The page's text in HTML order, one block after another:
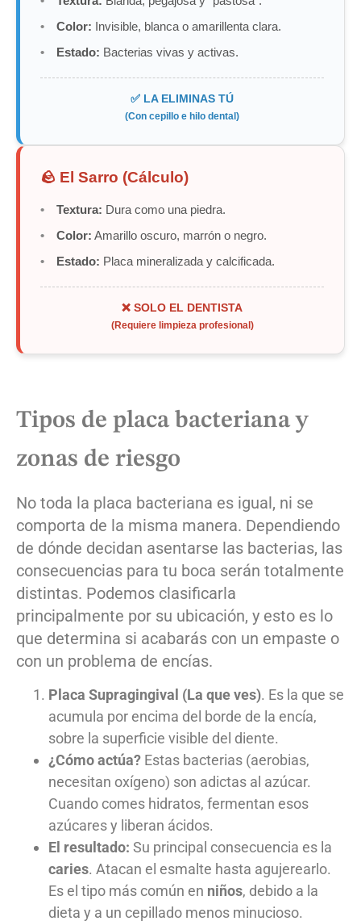
Color: Invisible, blanca o amarillenta clara.
Estado: Bacterias vivas y activas.
✅ LA ELIMINAS TÚ
(Con cepillo e hilo dental)
🪨 El Sarro (Cálculo)
Textura: Dura como una piedra.
Color: Amarillo oscuro, marrón o negro.
Estado: Placa mineralizada y calcificada.
❌ SOLO EL DENTISTA
(Requiere limpieza profesional)
Tipos de placa bacteriana y
zonas de riesgo
No toda la placa bacteriana es igual, ni se
comporta de la misma manera. Dependiendo
de dónde decidan asentarse las bacterias, las
consecuencias para tu boca serán totalmente
distintas. Podemos clasificarla
principalmente por su ubicación, y esto es lo
que determina si acabarás con un empaste o
con un problema de encías.
Placa Supragingival (La que ves). Es la que se
acumula por encima del borde de la encía,
sobre la superficie visible del diente.
¿Cómo actúa? Estas bacterias (aerobias,
necesitan oxígeno) son adictas al azúcar.
Cuando comes hidratos, fermentan esos
azúcares y liberan ácidos.
El resultado: Su principal consecuencia es la
caries. Atacan el esmalte hasta agujerearlo.
Es el tipo más común en niños, debido a la
dieta y a un cepillado menos minucioso.